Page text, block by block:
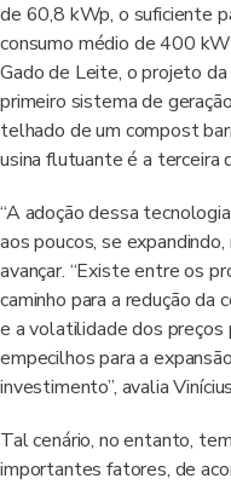
de 60,8 kWp, o suficiente
consumo médio de 400
Gado de Leite, o projeto
primeiro sistema de
telhado de um compost
usina flutuante é a terceira
“A adoção dessa
aos poucos, se
avançar. “Existe entre os
caminho para a redução da
e a volatilidade dos preços
empecilhos para a
investimento”, avalia
Tal cenário, no entanto,
importantes fatores, de